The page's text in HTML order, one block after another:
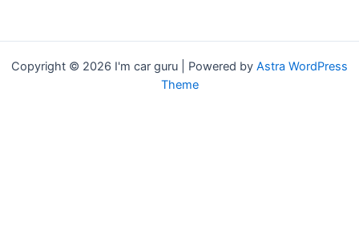
Copyright © 2026 I'm car guru | Powered by Astra WordPress
Theme